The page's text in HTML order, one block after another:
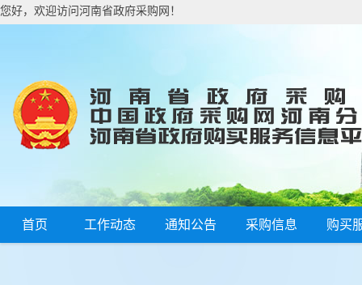
您好，欢迎访问河南省政府采购网！
首页 工作动态 通知公告 采购信息 购买